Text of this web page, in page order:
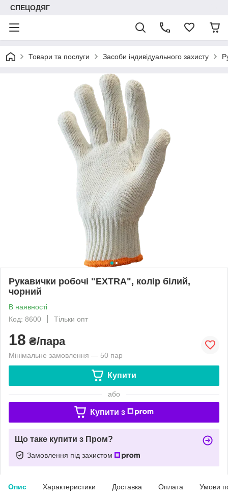
СПЕЦОДЯГ
Товари та послуги Засоби індивідуального захисту
Рукавички робочі "EXTRA", колір білий,
чорний
В наявності
Код: 8600
Тільки опт
18 ₴/пара
Мінімальне замовлення — 50 пар
Купити
або
Купити з
Що таке купити з Пром?
Замовлення під захистом
Опис Характеристики Доставка Оплата Умови